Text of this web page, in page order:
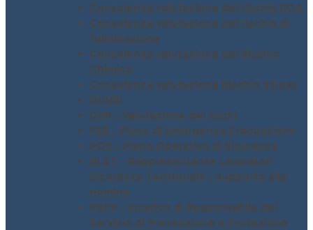
Consulenza valutazione del rischio ROA
Consulenza valutazione del rischio di
fulminazione
Consulenza valutazione del Rischio
Chimico
Consulenza valutazione Rischio Stress
DUVRI
DVR – Valutazione dei rischi
PEE – Piano di Emergenza Evacuazione
POS – Piano Operativo di Sicurezza
RLST – Rappresentante Lavoratori
Sicurezza Territoriale – supporto alla
nomina
RSPP – Incarico di Responsabile del
Servizio di Prevenzione e Protezione